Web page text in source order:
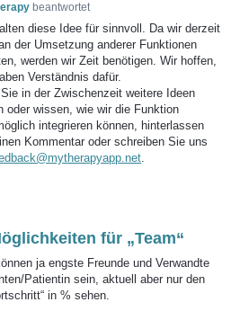
beantwortet
diese Idee für sinnvoll. Da wir derzeit
der Umsetzung anderer Funktionen
werden wir Zeit benötigen. Wir hoffen,
Verständnis dafür.
in der Zwischenzeit weitere Ideen
oder wissen, wie wir die Funktion
integrieren können, hinterlassen
Kommentar oder schreiben Sie uns
.
für „Team“
ja engste Freunde und Verwandte
Patientin sein, aktuell aber nur den
in % sehen.